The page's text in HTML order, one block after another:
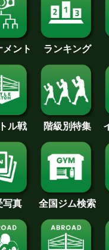
メント ランキング
ル戦 階級別特集
写真 全国ジム検索